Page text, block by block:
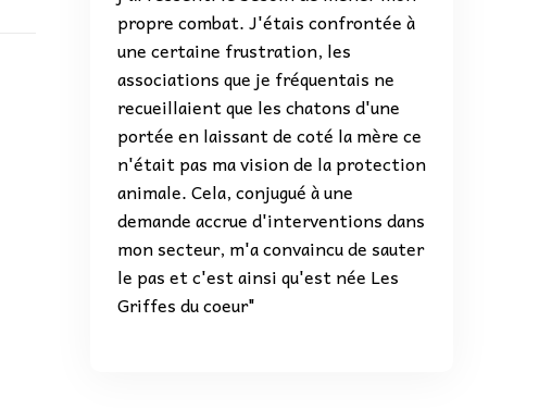
propre combat. J'étais confrontée à
une certaine frustration, les
associations que je fréquentais ne
recueillaient que les chatons d'une
portée en laissant de coté la mère ce
n'était pas ma vision de la protection
animale. Cela, conjugué à une
demande accrue d'interventions dans
mon secteur, m'a convaincu de sauter
le pas et c'est ainsi qu'est née Les
Griffes du coeur"